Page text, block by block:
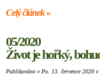
Celý článek »
05/2020
Život je hořký,
Publikováno v Po. 13. července 2020